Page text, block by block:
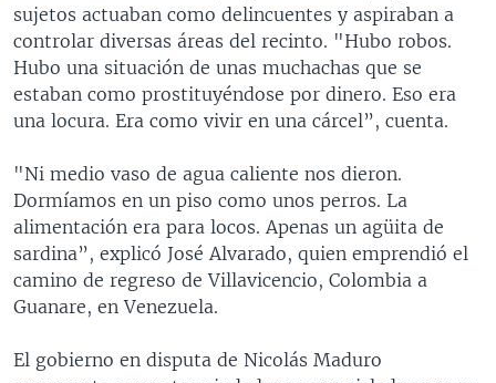
sujetos actuaban como delincuentes y aspiraban a
controlar diversas áreas del recinto. "Hubo robos.
Hubo una situación de unas muchachas que se
estaban como prostituyéndose por dinero. Eso era
una locura. Era como vivir en una cárcel”, cuenta.
"Ni medio vaso de agua caliente nos dieron.
Dormíamos en un piso como unos perros. La
alimentación era para locos. Apenas un agüita de
sardina”, explicó José Alvarado, quien emprendió el
camino de regreso de Villavicencio, Colombia a
Guanare, en Venezuela.
El gobierno en disputa de Nicolás Maduro